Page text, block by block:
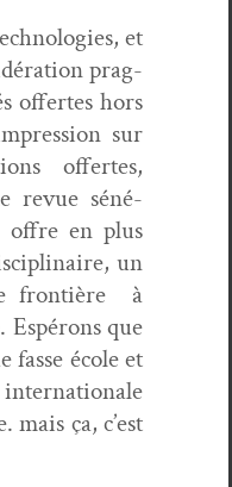
et
prag­
offertes hors
sur
offertes,
revue séné­
offre en plus
un
fron­tière à
Espérons que
fasse école et
ça, c’est